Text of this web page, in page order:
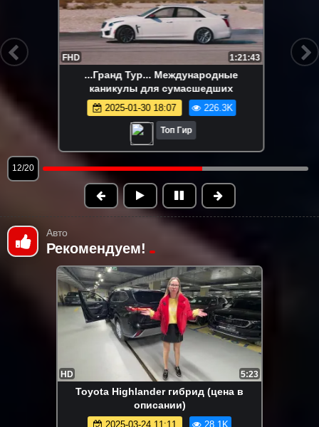
HD 1:21:43
...Гранд Тур...Сезон 3, серия 8
2024-10-19 09:05 225.6K
Топ Гир
13/20
Авто
Рекомендуем!
HD 5:23
Toyota Highlander гибрид (цена в
описании)
2025-03-24 11:11 28.1K